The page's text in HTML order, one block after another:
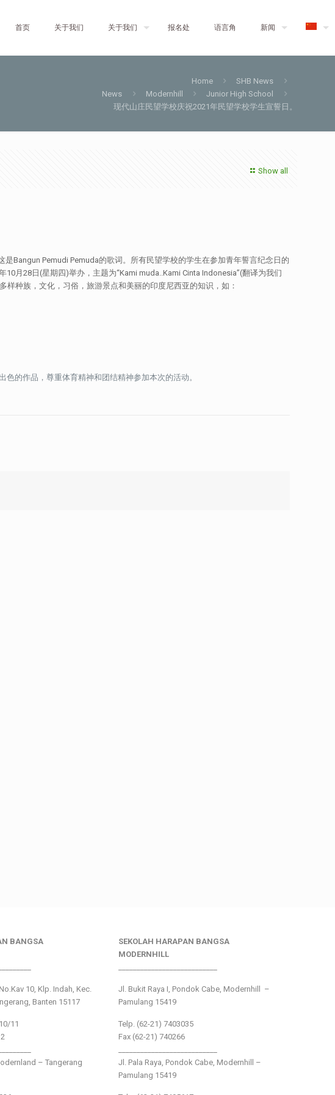
首页 关于我们 关于我们 报名处 语言角 新闻
Home
SHB News
News
Modernhill
Junior High School
现代山庄民望学校庆祝2021年民望学校学生宣誓日。
Show all
Bangun Pemudi Pemuda的歌词。所有民望学校的学生在参加青年誓言纪念日的
月28日(星期四)举办，主题为“Kami muda..Kami Cinta Indonesia”(翻译为我们
种族，文化，习俗，旅游景点和美丽的印度尼西亚的知识，如：
的作品，尊重体育精神和团结精神参加本次的活动。
BANGSA
10, Klp. Indah, Kec.
Banten 15117
11
– Tangerang
SEKOLAH HARAPAN BANGSA
MODERNHILL
Jl. Bukit Raya I, Pondok Cabe, Modernhill –
Pamulang 15419
Telp. (62-21) 7403035
Fax (62-21) 740266
Jl. Pala Raya, Pondok Cabe, Modernhill –
Pamulang 15419